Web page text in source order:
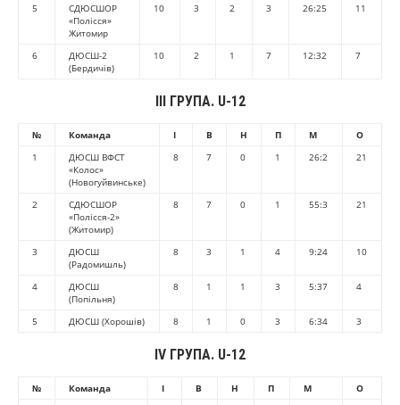
5
СДЮСШОР
«Полісся»
Житомир
10 3 2 3 26:25 11
6
ДЮСШ-2
(Бердичів)
10 2 1 7 12:32 7
III ГРУПА. U-12
№ Команда І В Н П М
О
1
ДЮСШ ВФСТ
«Колос»
(Новогуйвинське)
8 7 0 1 26:2 21
2
СДЮСШОР
«Полісся-2»
(Житомир)
8 7 0 1 55:3 21
3
ДЮСШ
(Радомишль)
8 3 1 4 9:24 10
4
ДЮСШ
(Попільня)
8 1 1 3 5:37 4
5 ДЮСШ (Хорошів) 8 1 0 3 6:34 3
IV ГРУПА. U-12
№ Команда І В Н П М
О